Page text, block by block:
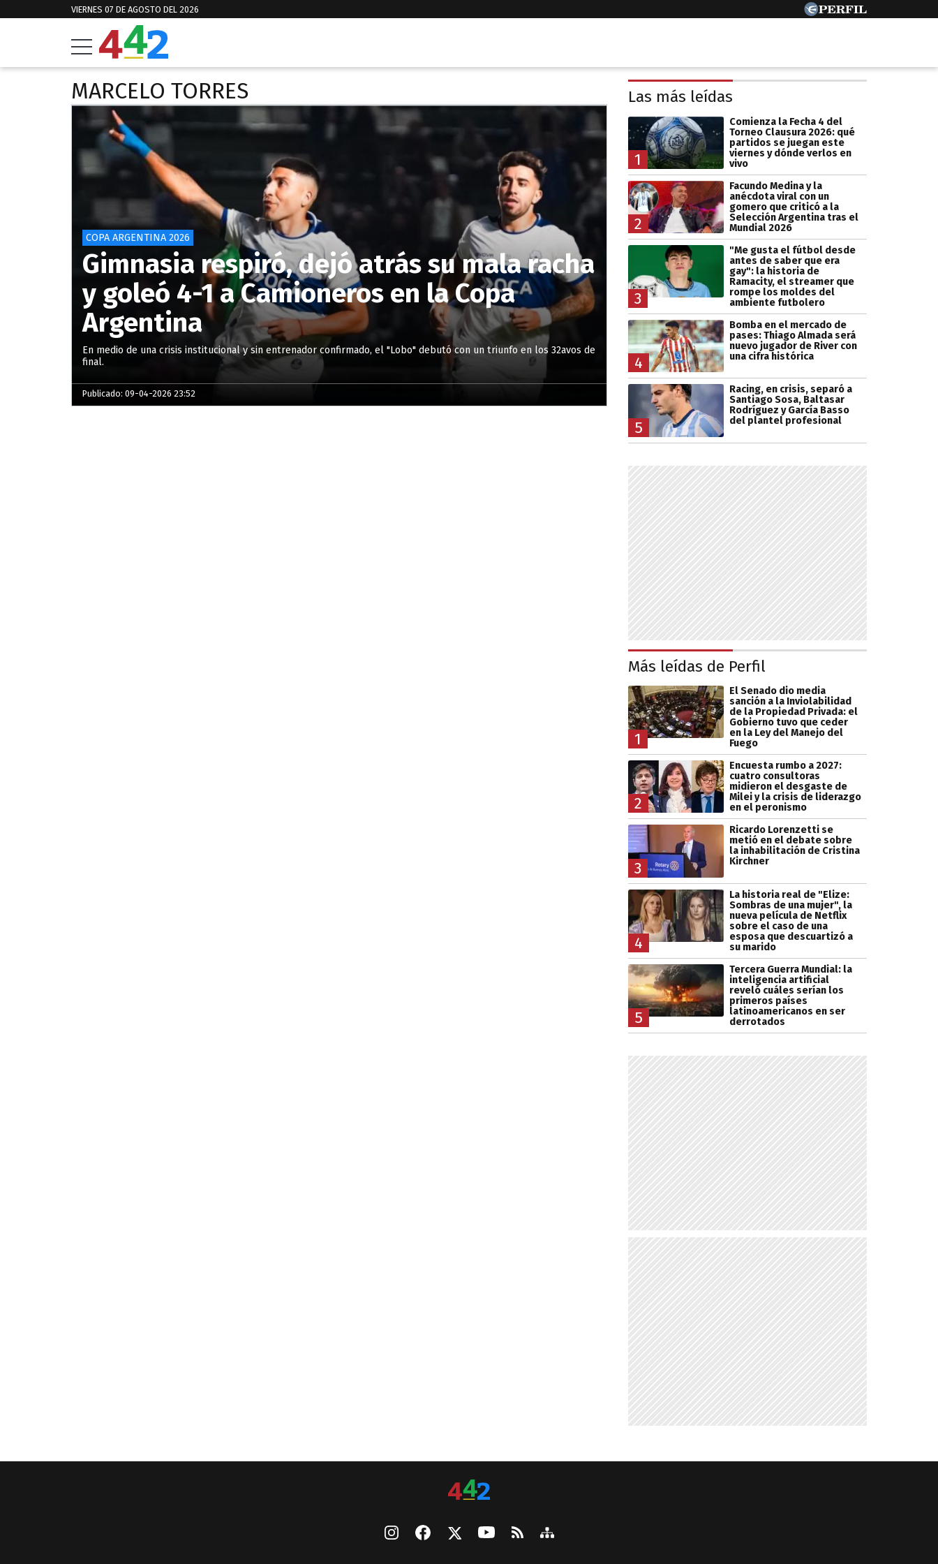
VIERNES 07 DE AGOSTO DEL 2026
MARCELO TORRES
COPA ARGENTINA 2026
Gimnasia respiró, dejó atrás su mala racha
y goleó 4-1 a Camioneros en la Copa
Argentina
En medio de una crisis institucional y sin entrenador confirmado, el "Lobo" debutó con un triunfo en los 32avos de
final.
Publicado: 09-04-2026 23:52
Las más leídas
1
Comienza la Fecha 4 del
Torneo Clausura 2026: qué
partidos se juegan este
viernes y dónde verlos en
vivo
2
Facundo Medina y la
anécdota viral con un
gomero que criticó a la
Selección Argentina tras el
Mundial 2026
3
"Me gusta el fútbol desde
antes de saber que era
gay": la historia de
Ramacity, el streamer que
rompe los moldes del
ambiente futbolero
4
Bomba en el mercado de
pases: Thiago Almada será
nuevo jugador de River con
una cifra histórica
5
Racing, en crisis, separó a
Santiago Sosa, Baltasar
Rodríguez y García Basso
del plantel profesional
Más leídas de Perfil
1
El Senado dio media
sanción a la Inviolabilidad
de la Propiedad Privada: el
Gobierno tuvo que ceder
en la Ley del Manejo del
Fuego
2
Encuesta rumbo a 2027:
cuatro consultoras
midieron el desgaste de
Milei y la crisis de liderazgo
en el peronismo
3
Ricardo Lorenzetti se
metió en el debate sobre
la inhabilitación de Cristina
Kirchner
4
La historia real de "Elize:
Sombras de una mujer", la
nueva película de Netflix
sobre el caso de una
esposa que descuartizó a
su marido
5
Tercera Guerra Mundial: la
inteligencia artificial
reveló cuáles serían los
primeros países
latinoamericanos en ser
derrotados